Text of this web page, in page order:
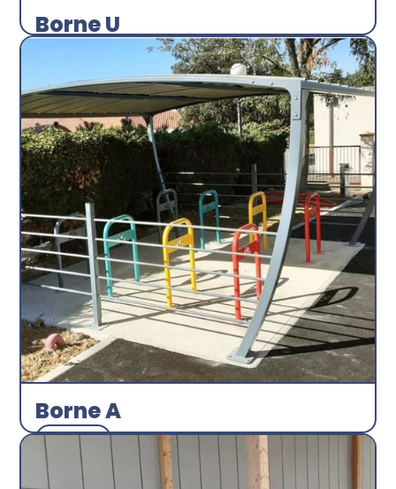
Borne U
Abri plus
Découvrir
Borne A
Arceau
Abri plus